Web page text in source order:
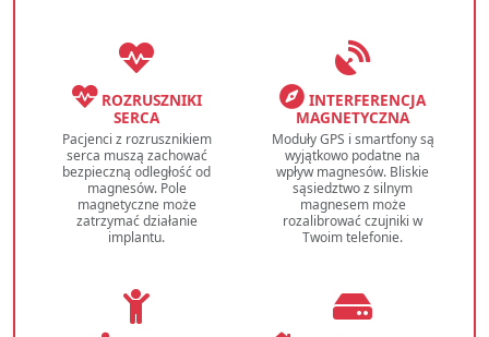
ROZRUSZNIKI
SERCA
Pacjenci z rozrusznikiem
serca muszą zachować
bezpieczną odległość od
magnesów. Pole
magnetyczne może
zatrzymać działanie
implantu.
INTERFERENCJA
MAGNETYCZNA
Moduły GPS i smartfony są
wyjątkowo podatne na
wpływ magnesów. Bliskie
sąsiedztwo z silnym
magnesem może
rozalibrować czujniki w
Twoim telefonie.